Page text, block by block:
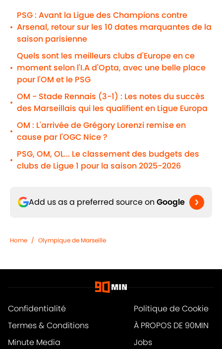
•
PSG : Avant la Ligue des Champions contre
Arsenal, retour sur les 10 dates marquantes de la
saison parisienne
•
Quels sont les meilleurs clubs d'Europe en ce
moment selon l'I.A d'Opta, avec une belle place
pour l'OM et le PSG
•
OM - Stade Rennais (3-1) : Les notes du succès
des Marseillais qui les qualifient en Ligue Europa
•
OM : L'arrivée de Grégory Lorenzi remise en
cause par l'OGC Nice ?
•
PSG, OM, OL... Le classement des budgets des
clubs de Ligue 1 pour la saison 2025-2026
Add us as a preferred source on Google
Home / Olympique de Marseille
Confidentialité
Politique de Cookie
Termes & Conditions
À PROPOS DE 90MIN
Minute Media
Jobs